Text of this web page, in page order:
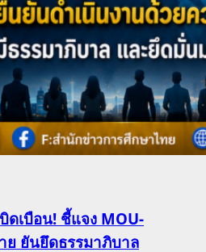
ดเบือน! ชี้แจง MOU-
ย ยันยึดธรรมาภิบาล